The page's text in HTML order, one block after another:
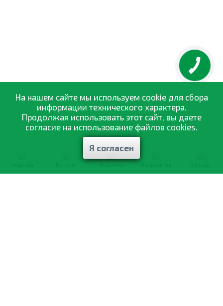
Корзина
На нашем сайте мы используем cookie для сбора
информации технического характера.
Продолжая использовать этот сайт, вы даете
согласие на использование файлов cookies.
Я согласен